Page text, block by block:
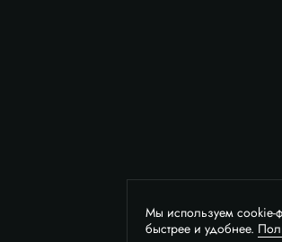
Мы используем cookie-
быстрее и удобнее.